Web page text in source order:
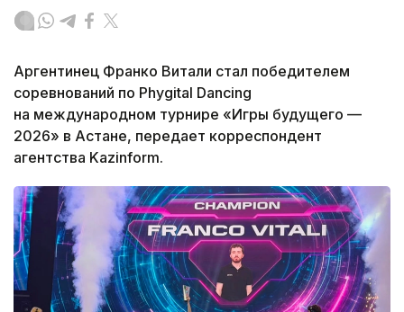
Аргентинец Франко Витали стал победителем
соревнований по Phygital Dancing
на международном турнире «Игры будущего —
2026» в Астане, передает корреспондент
агентства Kazinform.